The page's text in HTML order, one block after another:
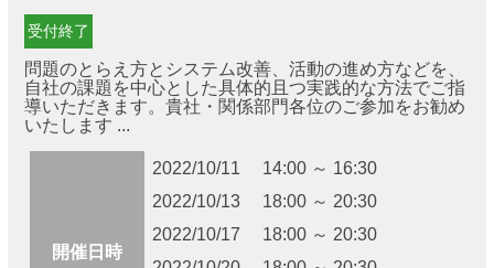
受付終了
問題のとらえ方とシステム改善、活動の進め方などを、
自社の課題を中心とした具体的且つ実践的な方法でご指
導いただきます。貴社・関係部門各位のご参加をお勧め
いたします ...
開催日時
2022/10/11 14:00 ～ 16:30
2022/10/13 18:00 ～ 20:30
2022/10/17 18:00 ～ 20:30